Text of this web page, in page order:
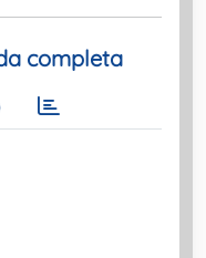
completa